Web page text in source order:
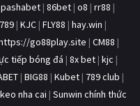
| 86bet | o8 | rr88 |
| KJC | FLY88 | hay.win |
go88play.site | CM88 |
tiếp bóng đá | 8x bet | kjc |
| BIG88 | Kubet | 789 club |
nha cai | Sunwin chính thức